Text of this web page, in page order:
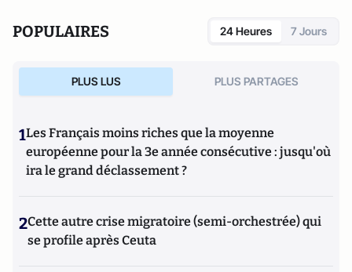
POPULAIRES 24 Heures 7 Jours
PLUS LUS PLUS PARTAGES
1Les Français moins riches que la moyenne
européenne pour la 3e année consécutive : jusqu'où
ira le grand déclassement ?
2Cette autre crise migratoire (semi-orchestrée) qui
se profile après Ceuta